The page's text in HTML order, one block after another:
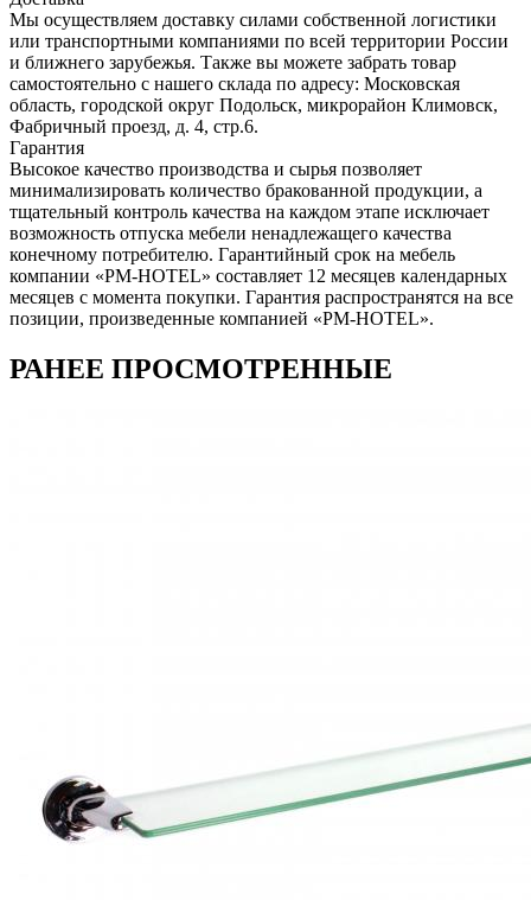
Мы осуществляем доставку силами собственной логистики
или транспортными компаниями по всей территории России
и ближнего зарубежья. Также вы можете забрать товар
самостоятельно с нашего склада по адресу: Московская
область, городcкой округ Подольск, микрорайон Климовск,
Фабричный проезд, д. 4, стр.6.
Гарантия
Высокое качество производства и сырья позволяет
минимализировать количество бракованной продукции, а
тщательный контроль качества на каждом этапе исключает
возможность отпуска мебели ненадлежащего качества
конечному потребителю. Гарантийный срок на мебель
компании «PM-HOTEL» составляет 12 месяцев календарных
месяцев с момента покупки. Гарантия распространятся на все
позиции, произведенные компанией «PM-HOTEL».
РАНЕЕ ПРОСМОТРЕННЫЕ